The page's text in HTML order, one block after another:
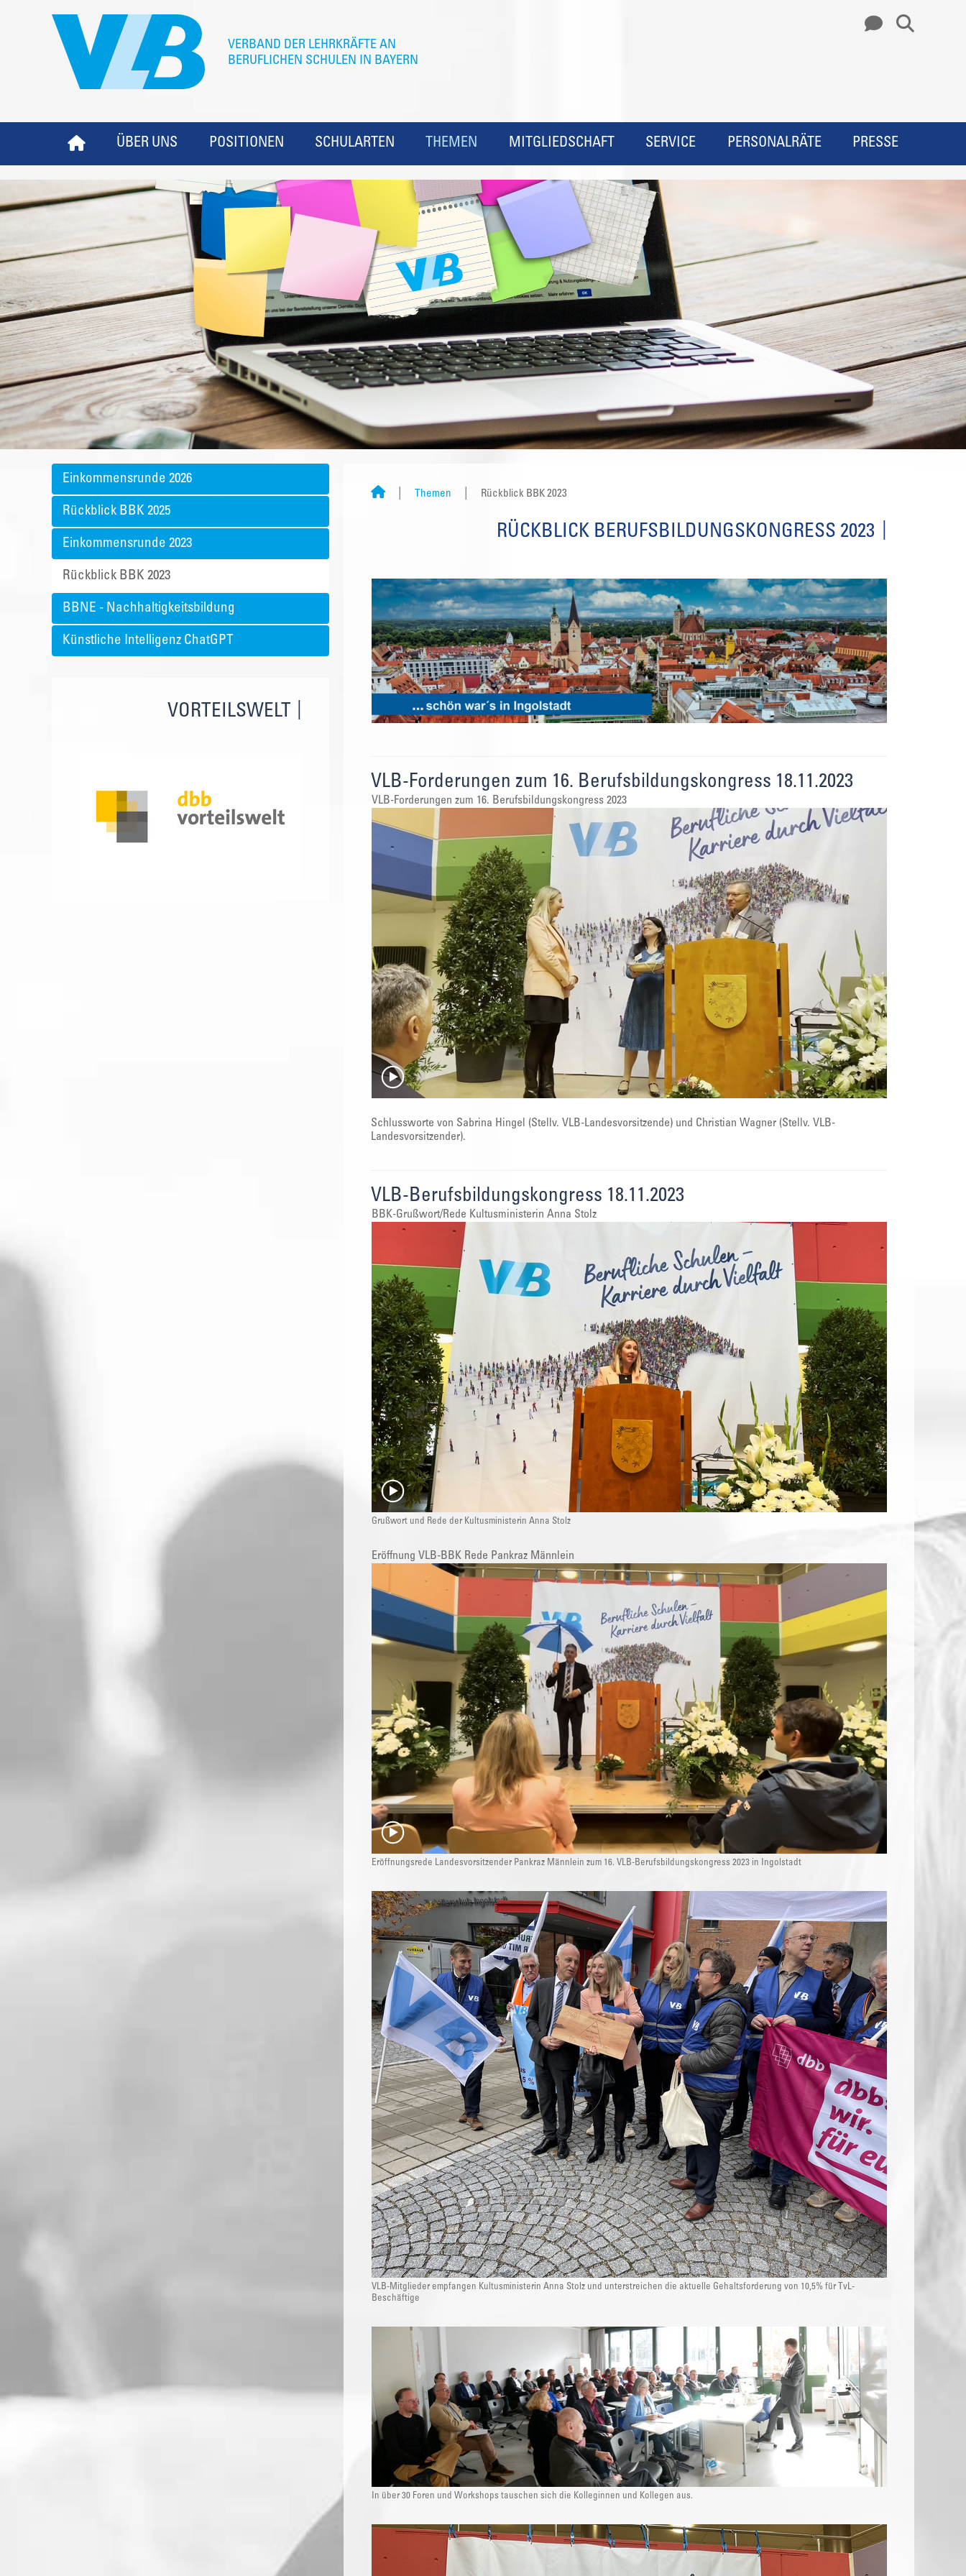
ÜBER UNS POSITIONEN SCHULARTEN THEMEN MITGLIEDSCHAFT SERVICE PERSONALRÄTE PRESSE
Einkommensrunde 2026
Rückblick BBK 2025
Einkommensrunde 2023
Rückblick BBK 2023
BBNE - Nachhaltigkeitsbildung
Künstliche Intelligenz ChatGPT
VORTEILSWELT
Themen Rückblick BBK 2023
RÜCKBLICK BERUFSBILDUNGSKONGRESS 2023
VLB-Forderungen zum 16. Berufsbildungskongress 18.11.2023
VLB-Forderungen zum 16. Berufsbildungskongress 2023
Schlussworte von Sabrina Hingel (Stellv. VLB-Landesvorsitzende) und Christian Wagner (Stellv. VLB-
Landesvorsitzender).
VLB-Berufsbildungskongress 18.11.2023
BBK-Grußwort/Rede Kultusministerin Anna Stolz
Grußwort und Rede der Kultusministerin Anna Stolz
Eröffnung VLB-BBK Rede Pankraz Männlein
Eröffnungsrede Landesvorsitzender Pankraz Männlein zum 16. VLB-Berufsbildungskongress 2023 in Ingolstadt
VLB-Mitglieder empfangen Kultusministerin Anna Stolz und unterstreichen die aktuelle Gehaltsforderung von 10,5% für TvL-
Beschäftige
In über 30 Foren und Workshops tauschen sich die Kolleginnen und Kollegen aus.